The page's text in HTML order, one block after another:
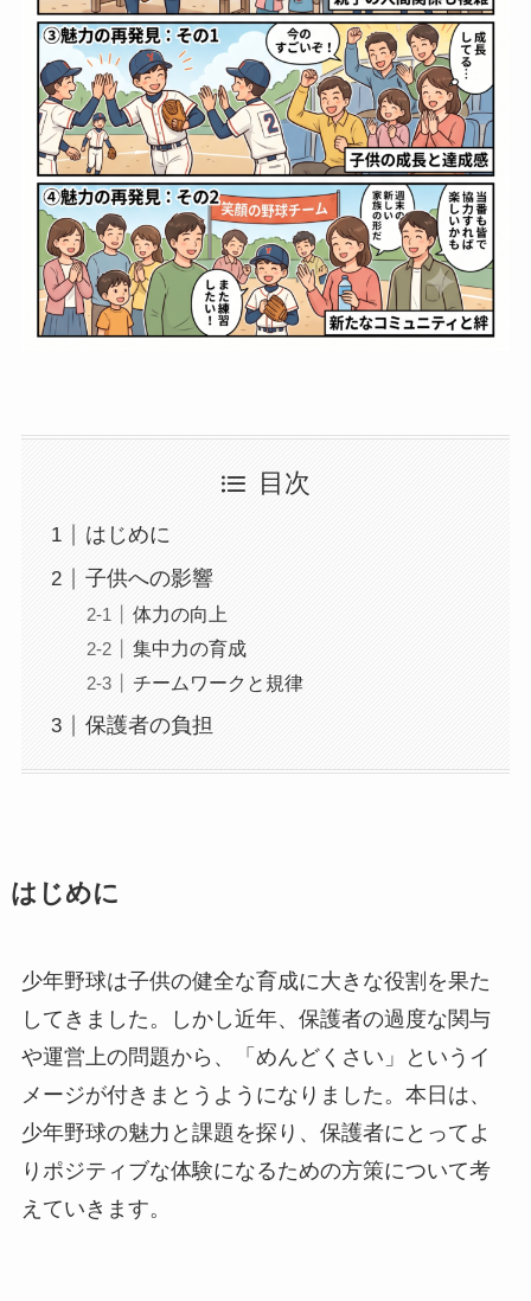
目次
はじめに
子供への影響
体力の向上
集中力の育成
チームワークと規律
保護者の負担
はじめに
少年野球は子供の健全な育成に大きな役割を果た
してきました。しかし近年、保護者の過度な関与
や運営上の問題から、「めんどくさい」というイ
メージが付きまとうようになりました。本日は、
少年野球の魅力と課題を探り、保護者にとってよ
りポジティブな体験になるための方策について考
えていきます。